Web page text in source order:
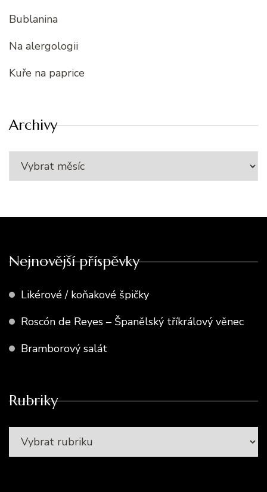
Bublanina
Na alergologii
Kuře na paprice
Archivy
Nejnovější příspěvky
Likérové / koňakové špičky
Roscón de Reyes – Španělský tříkrálový věnec
Bramborový salát
Rubriky